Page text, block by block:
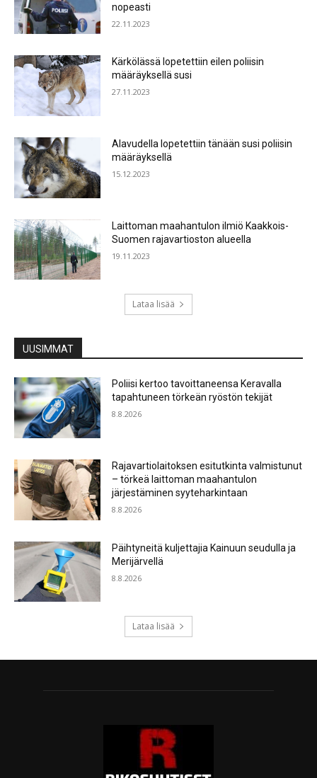
nopeasti
22.11.2023
Kärkölässä lopetettiin eilen poliisin
määräyksellä susi
27.11.2023
Alavudella lopetettiin tänään susi poliisin
määräyksellä
15.12.2023
Laittoman maahantulon ilmiö Kaakkois-
Suomen rajavartioston alueella
19.11.2023
Lataa lisää
UUSIMMAT
Poliisi kertoo tavoittaneensa Keravalla
tapahtuneen törkeän ryöstön tekijät
8.8.2026
Rajavartiolaitoksen esitutkinta valmistunut
– törkeä laittoman maahantulon
järjestäminen syyteharkintaan
8.8.2026
Päihtyneitä kuljettajia Kainuun seudulla ja
Merijärvellä
8.8.2026
Lataa lisää